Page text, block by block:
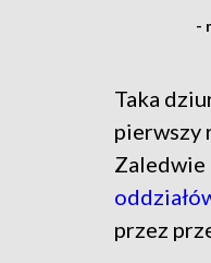
-
Taka
pierwszy
Zaledwie
przez